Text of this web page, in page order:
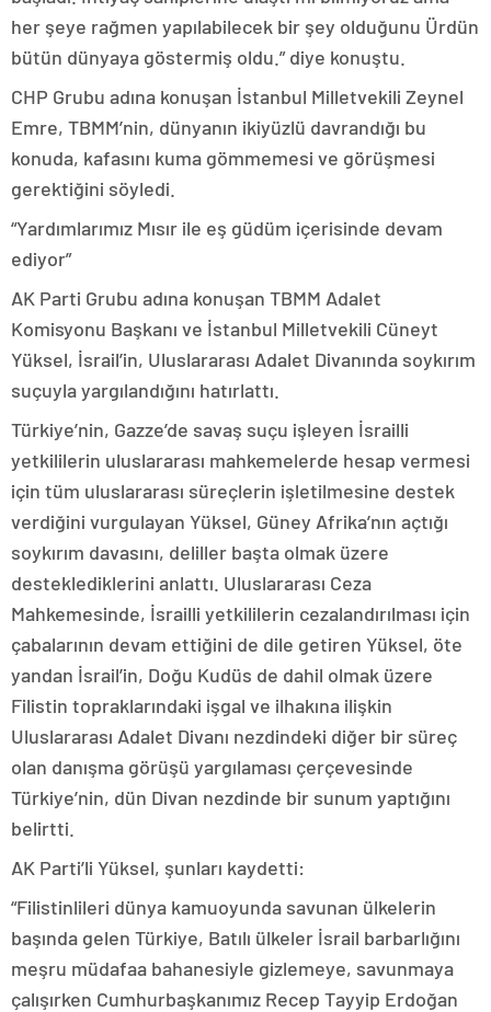
her şeye rağmen yapılabilecek bir şey olduğunu Ürdün
bütün dünyaya göstermiş oldu.” diye konuştu.
CHP Grubu adına konuşan İstanbul Milletvekili Zeynel
Emre, TBMM’nin, dünyanın ikiyüzlü davrandığı bu
konuda, kafasını kuma gömmemesi ve görüşmesi
gerektiğini söyledi.
“Yardımlarımız Mısır ile eş güdüm içerisinde devam
ediyor”
AK Parti Grubu adına konuşan TBMM Adalet
Komisyonu Başkanı ve İstanbul Milletvekili Cüneyt
Yüksel, İsrail’in, Uluslararası Adalet Divanında soykırım
suçuyla yargılandığını hatırlattı.
Türkiye’nin, Gazze’de savaş suçu işleyen İsrailli
yetkililerin uluslararası mahkemelerde hesap vermesi
için tüm uluslararası süreçlerin işletilmesine destek
verdiğini vurgulayan Yüksel, Güney Afrika’nın açtığı
soykırım davasını, deliller başta olmak üzere
desteklediklerini anlattı. Uluslararası Ceza
Mahkemesinde, İsrailli yetkililerin cezalandırılması için
çabalarının devam ettiğini de dile getiren Yüksel, öte
yandan İsrail’in, Doğu Kudüs de dahil olmak üzere
Filistin topraklarındaki işgal ve ilhakına ilişkin
Uluslararası Adalet Divanı nezdindeki diğer bir süreç
olan danışma görüşü yargılaması çerçevesinde
Türkiye’nin, dün Divan nezdinde bir sunum yaptığını
belirtti.
AK Parti’li Yüksel, şunları kaydetti:
“Filistinlileri dünya kamuoyunda savunan ülkelerin
başında gelen Türkiye, Batılı ülkeler İsrail barbarlığını
meşru müdafaa bahanesiyle gizlemeye, savunmaya
çalışırken Cumhurbaşkanımız Recep Tayyip Erdoğan